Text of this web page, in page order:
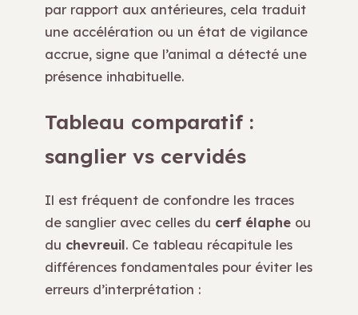
par rapport aux antérieures, cela traduit
une accélération ou un état de vigilance
accrue, signe que l’animal a détecté une
présence inhabituelle.
Tableau comparatif :
sanglier vs cervidés
Il est fréquent de confondre les traces
de sanglier avec celles du cerf élaphe ou
du chevreuil. Ce tableau récapitule les
différences fondamentales pour éviter les
erreurs d’interprétation :